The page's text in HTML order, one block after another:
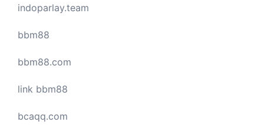
indoparlay.team
bbm88
bbm88.com
link bbm88
bcaqq.com